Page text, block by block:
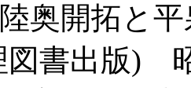
奥開拓と
図書出版)